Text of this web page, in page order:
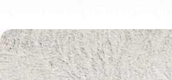
différence ?
16 juillet 2026